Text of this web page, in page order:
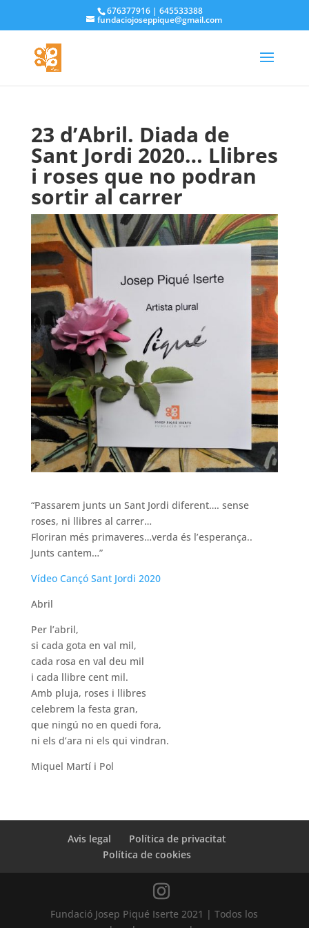
676377916 | 645533388
fundaciojoseppique@gmail.com
23 d’Abril. Diada de
Sant Jordi 2020… Llibres
i roses que no podran
sortir al carrer
“Passarem junts un Sant Jordi diferent…. sense
roses, ni llibres al carrer…
Floriran més primaveres…verda és l’esperança..
Junts cantem…”
Vídeo Cançó Sant Jordi 2020
Abril
Per l’abril,
si cada gota en val mil,
cada rosa en val deu mil
i cada llibre cent mil.
Amb pluja, roses i llibres
celebrem la festa gran,
que ningú no en quedi fora,
ni els d’ara ni els qui vindran.
Miquel Martí i Pol
Avis legal
Política de privacitat
Política de cookies
Fundació Josep Piqué Iserte 2021 | Todos los